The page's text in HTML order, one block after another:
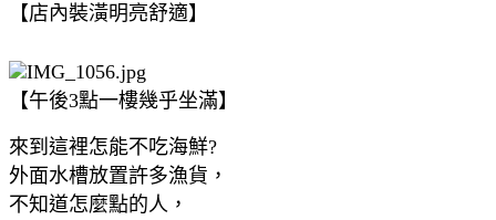
【店內裝潢明亮舒適】
【午後3點一樓幾乎坐滿】
來到這裡怎能不吃海鮮?
外面水槽放置許多漁貨，
不知道怎麼點的人，